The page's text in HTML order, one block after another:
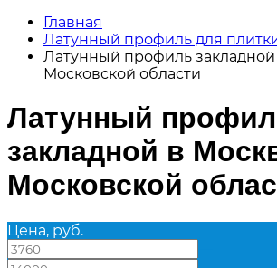
Главная
Латунный профиль для
Латунный профиль
Московской области
Латунный
закладной в
Московской
Цена, руб.